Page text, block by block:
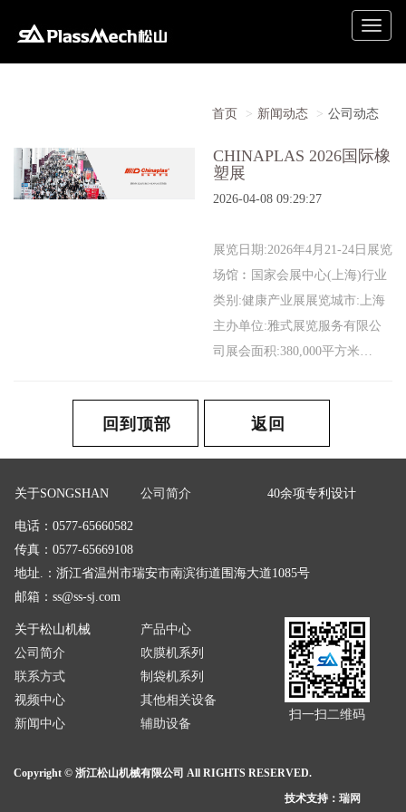
Toggle
首页 新闻动态 公司动态
CHINAPLAS 2026国际橡
塑展
2026-04-08 09:29:27
展览日期:2026年4月21-24日展览
场馆︰国家会展中心(上海)行业
类别:健康产业展展览城市:上海
主办单位:雅式展览服务有限公
司展会面积:380,000平方米…
回到顶部 返回
关于SONGSHAN 公司简介 40余项专利设计
电话：0577-65660582
传真：0577-65669108
地址.：浙江省温州市瑞安市南滨街道围海大道1085号
邮箱： ss@ss-sj.com
关于松山机械
公司简介
联系方式
视频中心
新闻中心
产品中心
吹膜机系列
制袋机系列
其他相关设备
辅助设备
扫一扫二维码
Copyright © 浙江松山机械有限公司 All RIGHTS RESERVED.
技术支持： 瑞网